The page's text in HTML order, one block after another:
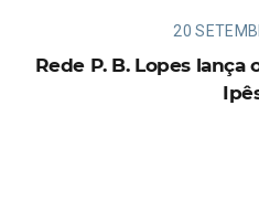
20
Rede P. B. Lopes lança